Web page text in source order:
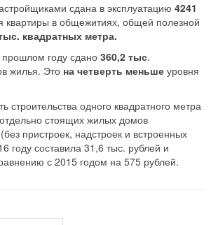
сдана в эксплуатацию 4241
квартиры в общежитиях, общей полезной
квадратных метра.
прошлом году сдано 360,2 тыс.
жилья. Это на четверть меньше уровня
строительства одного квадратного метра
стоящих жилых домов
пристроек, надстроек и встроенных
году составила 31,6 тыс. рублей и
с 2015 годом на 575 рублей.